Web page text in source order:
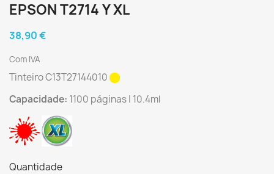
EPSON T2714 Y XL
38,90 €
Com IVA
Tinteiro C13T27144010
Capacidade: 1100 páginas | 10.4ml
Quantidade